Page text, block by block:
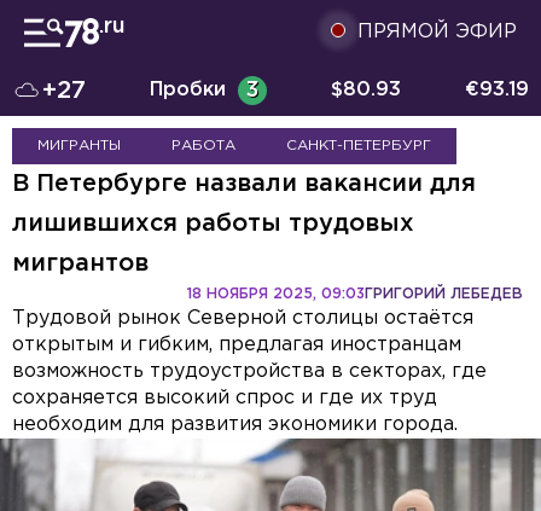
ПРЯМОЙ ЭФИР
+27 Пробки 3 $80.93 €93.19
МИГРАНТЫ РАБОТА САНКТ-ПЕТЕРБУРГ
В Петербурге назвали вакансии для
лишившихся работы трудовых
мигрантов
ГРИГОРИЙ ЛЕБЕДЕВ
18 НОЯБРЯ 2025, 09:03
Трудовой рынок Северной столицы остаётся
открытым и гибким, предлагая иностранцам
возможность трудоустройства в секторах, где
сохраняется высокий спрос и где их труд
необходим для развития экономики города.